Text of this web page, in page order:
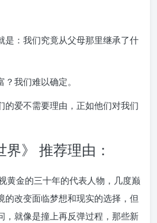
是：我们究竟从父母那里继承了什
我们难以确定。
的爱不需要理由，正如他们对我们
》 推荐理由：
黄金的三十年的代表人物，几度巅
的改变面临梦想和现实的选择，但
，就像是撞上再反弹过程，那些新